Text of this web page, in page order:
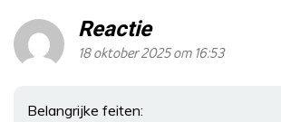
Reactie
18 oktober 2025 om 16:53
Belangrijke feiten: